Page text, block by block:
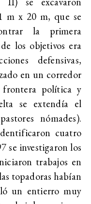
m x 20 m, que se
la primera
los objetivos era
defensivas,
en un corredor
política y
se extendía el
nómades).
cuatro
se investigaron los
trabajos en
topadoras habían
un entierro muy